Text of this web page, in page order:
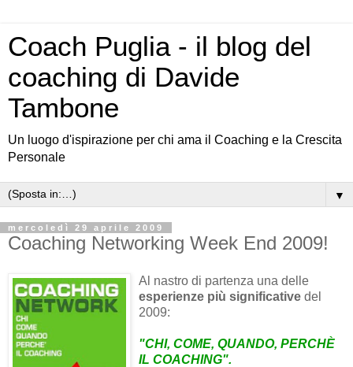
Coach Puglia - il blog del
coaching di Davide
Tambone
Un luogo d'ispirazione per chi ama il Coaching e la Crescita
Personale
▼
mercoledì 29 aprile 2009
Coaching Networking Week End 2009!
Al nastro di partenza una delle
esperienze più significative del
2009:
"CHI, COME, QUANDO, PERCHÈ
IL COACHING".